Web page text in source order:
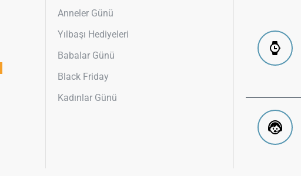
Anneler Günü
Yılbaşı Hediyeleri
Babalar Günü
Black Friday
Kadınlar Günü